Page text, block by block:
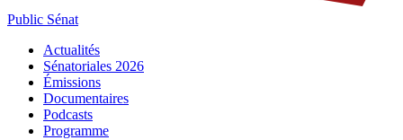
Public Sénat
Actualités
Sénatoriales 2026
Émissions
Documentaires
Podcasts
Programme